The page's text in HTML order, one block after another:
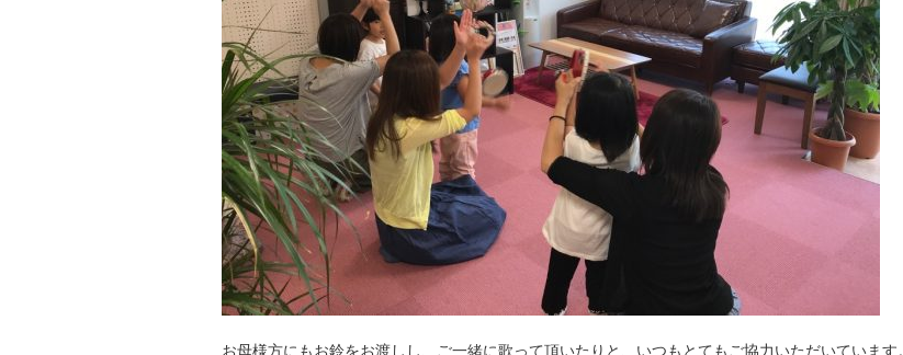
お母様方にもお鈴をお渡しし、ご一緒に歌って頂いたりと、いつもとてもご協力いただいています。